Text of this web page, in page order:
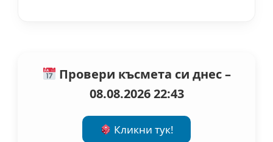
Провери късмета си днес –
08.08.2026 22:43
Кликни тук!